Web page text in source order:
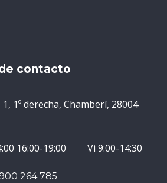
contacto
1º derecha, Chamberí, 28004
16:00-19:00 Vi 9:00-14:30
264 785